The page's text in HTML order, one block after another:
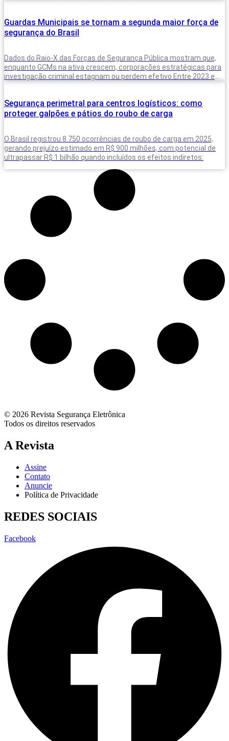
Guardas Municipais se tornam a segunda maior força de
segurança do Brasil
Dados do Raio-X das Forças de Segurança Pública mostram que,
enquanto GCMs na ativa crescem, corporações estratégicas para
investigação criminal estagnam ou perdem efetivo Entre 2023 e
Segurança perimetral para centros logísticos: como
proteger galpões e pátios do roubo de carga
O Brasil registrou 8.750 ocorrências de roubo de carga em 2025,
gerando prejuízo estimado em R$ 900 milhões, com potencial de
ultrapassar R$ 1 bilhão quando incluídos os efeitos indiretos:
© 2026 Revista Segurança Eletrônica
Todos os direitos reservados
A Revista
Assine
Contato
Anuncie
Política de Privacidade
REDES SOCIAIS
Facebook